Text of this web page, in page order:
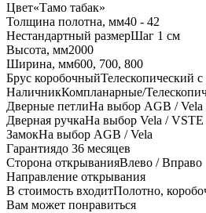
Цвет«Тамо табак»
Толщина полотна, мм40 - 42
Нестандартный размерШаг 1 см
Высота, мм2000
Ширина, мм600, 700, 800
Брус коробочныйТелескопический
НаличникКомпланарные/
Дверные петлиНа выбор AGB / Vela
Дверная ручкаНа выбор Vela / VSTE
ЗамокНа выбор AGB / Vela
Гарантиядо 36 месяцев
Сторона открыванияВлево / Вправо
Направление открывания
В стоимость входитПолотно,
Вам может понравиться